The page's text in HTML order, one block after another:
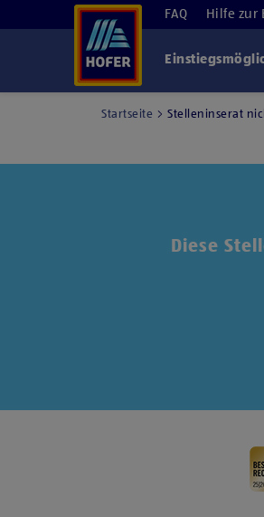
FAQ Hilfe zur
Startseite Stelleninserat
Diese